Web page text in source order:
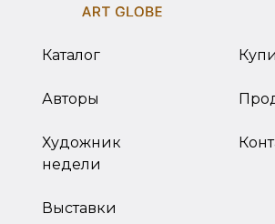
Каталог
Авторы
Художник
недели
Выставки